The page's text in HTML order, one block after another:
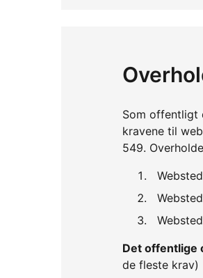
Som offentligt
kravene til
549.
Det offentlige
de fleste krav)